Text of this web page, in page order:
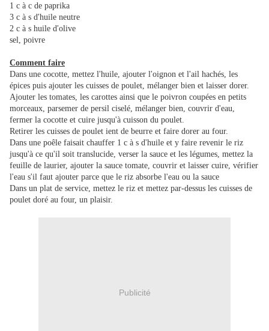
1 c à c de paprika
3 c à s d'huile neutre
2 c à s huile d'olive
sel, poivre
Comment faire
Dans une cocotte, mettez l'huile, ajouter l'oignon et l'ail hachés, les
épices puis ajouter les cuisses de poulet, mélanger bien et laisser dorer.
Ajouter les tomates, les carottes ainsi que le poivron coupées en petits
morceaux, parsemer de persil ciselé, mélanger bien, couvrir d'eau,
fermer la cocotte et cuire jusqu'à cuisson du poulet.
Retirer les cuisses de poulet ient de beurre et faire dorer au four.
Dans une poêle faisait chauffer 1 c à s d'huile et y faire revenir le riz
jusqu'à ce qu'il soit translucide, verser la sauce et les légumes, mettez la
feuille de laurier, ajouter la sauce tomate, couvrir et laisser cuire, vérifier
l'eau s'il faut ajouter parce que le riz absorbe l'eau ou la sauce
Dans un plat de service, mettez le riz et mettez par-dessus les cuisses de
poulet doré au four, un plaisir.
Publicité